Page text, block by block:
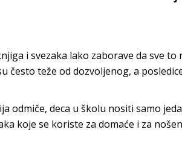
i svezaka lako zaborave da sve to
često teže od dozvoljenog, a
odmiče, deca u školu nositi samo
koje se koriste za domaće i za